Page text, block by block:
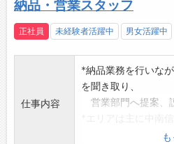
納品・営業スタッフ
正社員 未経験者活躍中 男女活躍中
仕事内容
*納品業務を行いな
を聞き取り、
営業部門へ提案、